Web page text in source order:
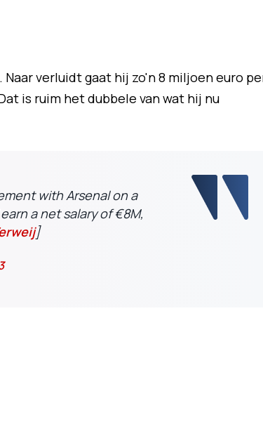
verluidt gaat hij zo'n 8 miljoen euro
is ruim het dubbele van wat hij nu
with Arsenal on a
a net salary of €8M,
]